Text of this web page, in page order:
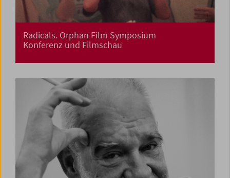
Radicals. Orphan Film Symposium
Konferenz und Filmschau